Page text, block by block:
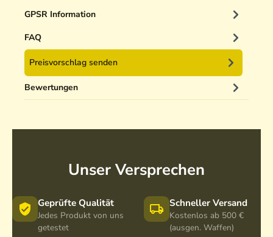
GPSR Information
FAQ
Preisvorschlag senden
Bewertungen
Unser Versprechen
Geprüfte Qualität
Jedes Produkt von uns
getestet
Schneller Versand
Kostenlos ab 500 €
(ausgen. Waffen)